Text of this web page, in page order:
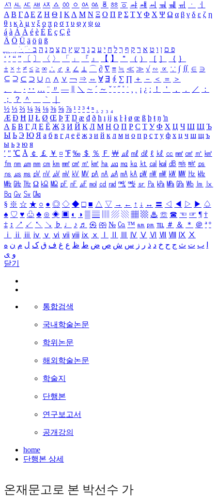
ㅺ ㅻ ㅼ ㅽ ㅾ ㅿ ㆀ ㆁ ㆂ ㆃ ㆄ ㆅ ㆆ ㆇ ㆈ ㆉ ㆊ ㆋ ㆌ ㆍ
ㆎ
Α Β ΓΔ Ε Ζ Η Θ Ι ΚΛ Μ Ν Ξ Ο Π Ρ Σ ΤΥ Φ Χ Ψ Ω α β γ δ ε ζ η
θ ι κ λ μ ν ξ ο π ρ σ τ υ φ χ ψ ω
á à Á À é è É È ç Ç ê
Ä Ö Ü ä ö ü ß
ִֶֹ ֻּ ׁׂ פ ם ן ו ט א ר ק ף ך ל ח י ע כ ג ד ש ץ ת צ מ נ ה ב
‘ ’ “ ” 〔 〕 〈 〉 「 」 『 』 【 】 ＂ （ ） ［ ］ ｛ ｝
± × ÷ ≠ ≤ ≥ ∞ ∴ ♂ ♀ ∠ ⊥ ⌒ ∂ ∇ ≡ ≒ ≪ ≫ √ ∽ ∝ ∵ ∫ ∬ ∈ ∋
⊆ ⊇ ⊂ ⊃ ∪ ∩ ∧ ∨ ￢ ⇒ ⇔ ∀ ∃ ∮ ∑ ∏ ＋ － ＜ ＝
＞
、
。 · ‥ … ¨ 〃 ― ＼ ∼ ´ ～ ˇ ˘ ˝ ˚ ˙ ¸ ¡ ¿ ː ！ ＇ ， ． ／
：
；
？ ＾ ｀
½ ⅓ ⅔ ¼ ¾ ⅛ ⅜ ⅝ ⅞ ¹ ² ³ ⁴ ⁿ ₁ ₂ ₃ ₄
Æ Ð Ħ Ĳ Ł Ø Œ Þ Ŧ Ŋ æ đ ð ħ ı ĳ ĸ ŀ ł ø œ ß þ ŧ ŋ ŉ
А Б В Г Д Е Ё Ж З И Й К Л М Н О П Р С Т У Ф Х Ц Ч Ш Щ Ъ
Ы Ь Э Ю Я а б в г д е ё ж з и й к л м н о п р с т у ф х ц ч ш щ ъ
ы ь э ю я
′ ″ ℃ Å ￠ ￡ ￥ ¤ ℉ ‰ ＄ ％ Ｆ ￦ ㎕ ㎖ ㎗ ℓ ㎘ ㏄ ㎣ ㎤ ㎥ ㎦
㎙ ㎚ ㎛ ㎜ ㎝ ㎞ ㎟ ㎠ ㎡ ㎢ ㏊ ㎍ ㎎ ㎏ ㏏ ㎈ ㎉ ㏈ ㎧ ㎨ ㎰
㎱ ㎲ ㎳ ㎴ ㎵ ㎶ ㎷ ㎸ ㎹ ㎀ ㎁ ㎂ ㎃ ㎄ ㎺ ㎻ ㎽ ㎾ ㎿ ㎐ ㎑
㎒ ㎓ ㎔ Ω ㏀ ㏁ ㎊ ㎋ ㎌ ㏖ ㏅ ㎭ ㎮ ㎯ ㏛ ㎩ ㎪ ㎫ ㎬ ㏝ ㏐
㏓
㏃ ㏉ ㏜ ㏆
§ ※ ☆ ★ ○ ● ◎ ◇ ◆ □ ■ △ ▽ → ← ↑ ↓ ↔ 〓 ◁ ◀ ▷ ▶ ♤
♠ ♡ ♥ ♧ ♣ ⊙ ◈ ▣ ◐ ◑ ▒ ▤ ▨ ▧ ▦ ▩ ♨ ☏ ☎ ☜ ☞ ¶ †
‡ ↕ ↗ ↙ ↖ ↘ ♭ ♩ ♪ ♬ ㉿ ㈜ № ㏇ ™ ㏂ ㏘ ℡ ＃ ＆ ＊ ＠ ª º
ⅰ
ⅱ ⅲ ⅳ ⅴ ⅵ ⅶ ⅷ ⅸ ⅹ Ⅳ Ⅴ Ⅵ Ⅶ Ⅷ Ⅸ Ⅹ
ب ت ث ج ح خ د ذ ر ز س ش ص ض ط ظ ع غ ف ق ک ل م ن ه
و ی
닫기
통합검색
국내학술논문
학위논문
해외학술논문
학술지
단행본
연구보고서
공개강의
home
단행본 상세
온재문고로 본 박선수 가